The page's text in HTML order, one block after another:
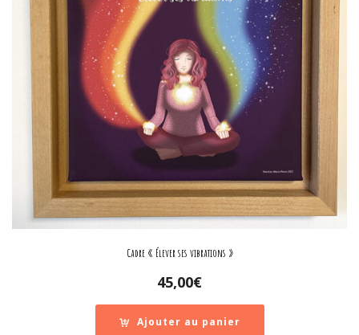
Cadre « Élever ses vibrations »
45,00€
Ajouter au panier